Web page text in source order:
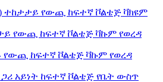
ተከታታይ የውጪ ከፍተኛ ቮልቴጅ ቫክዩም
የውጪ ከፍተኛ ቮልቴጅ ቫኩም የወረዳ